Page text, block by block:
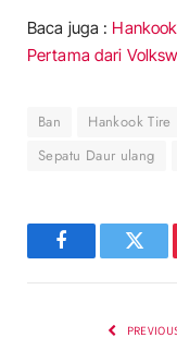
Baca juga :
Pertama dari
Ban Hankook Tire
Sepatu Daur ulang
Facebook